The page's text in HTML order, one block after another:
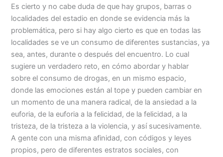
Es cierto y no cabe duda de que hay grupos, barras o
localidades del estadio en donde se evidencia más la
problemática, pero si hay algo cierto es que en todas las
localidades se ve un consumo de diferentes sustancias, ya
sea, antes, durante o después del encuentro. Lo cual
sugiere un verdadero reto, en cómo abordar y hablar
sobre el consumo de drogas, en un mismo espacio,
donde las emociones están al tope y pueden cambiar en
un momento de una manera radical, de la ansiedad a la
euforia, de la euforia a la felicidad, de la felicidad, a la
tristeza, de la tristeza a la violencia, y así sucesivamente.
A gente con una misma afinidad, con códigos y leyes
propios, pero de diferentes estratos sociales, con